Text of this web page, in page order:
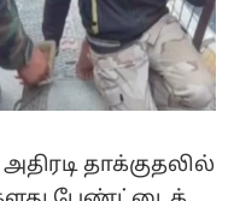
தாக்குதலில்